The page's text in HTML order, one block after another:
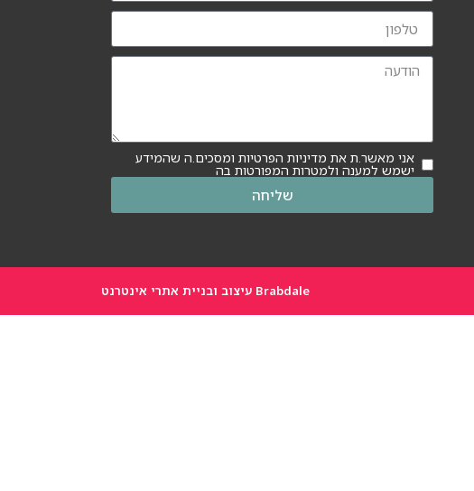
אני מאשר.ת את מדיניות הפרטיות ומסכים.ה שהמידע
ישמש למענה ולמטרות המפורטות בה
שליחה
Brabdale עיצוב ובניית אתרי אינטרנט